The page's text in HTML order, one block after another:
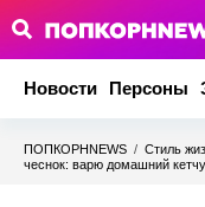
Новости Персоны
ПОПКОРНNEWS / Стиль
чеснок: варю домашний